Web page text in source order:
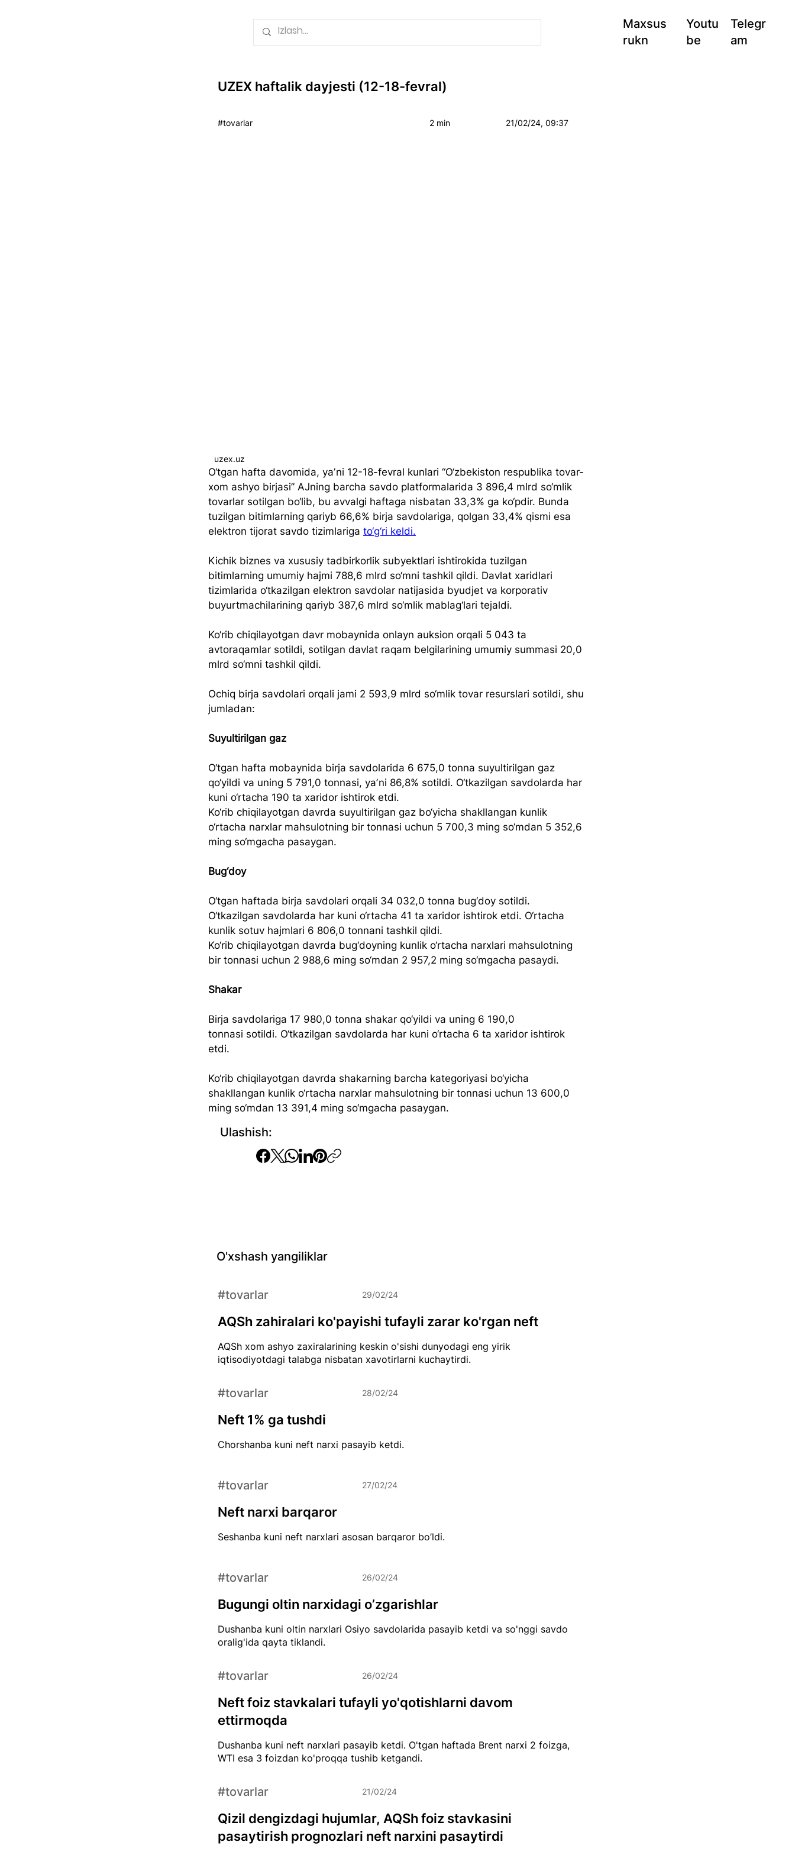
Maxsus
rukn
Telegr
am
Youtu
be
UZEX haftalik dayjesti (12-18-fevral)
#tovarlar 2 min 21/02/24, 09:37
Ulashish:
O‘tgan hafta davomida, yaʼni 12-18-fevral kunlari “O‘zbekiston respublika tovar-
xom ashyo birjasi” AJning barcha savdo platformalarida 3 896,4 mlrd so‘mlik
tovarlar sotilgan bo‘lib, bu avvalgi haftaga nisbatan 33,3% ga ko‘pdir. Bunda
tuzilgan bitimlarning qariyb 66,6% birja savdolariga, qolgan 33,4% qismi esa
elektron tijorat savdo tizimlariga to‘g‘ri keldi.
Kichik biznes va xususiy tadbirkorlik subyektlari ishtirokida tuzilgan
bitimlarning umumiy hajmi 788,6 mlrd so‘mni tashkil qildi. Davlat xaridlari
tizimlarida o‘tkazilgan elektron savdolar natijasida byudjet va korporativ
buyurtmachilarining qariyb 387,6 mlrd so‘mlik mablag‘lari tejaldi.
Ko‘rib chiqilayotgan davr mobaynida onlayn auksion orqali 5 043 ta
avtoraqamlar sotildi, sotilgan davlat raqam belgilarining umumiy summasi 20,0
mlrd so‘mni tashkil qildi.
Ochiq birja savdolari orqali jami 2 593,9 mlrd so‘mlik tovar resurslari sotildi, shu
jumladan:
Suyultirilgan gaz
O‘tgan hafta mobaynida birja savdolarida 6 675,0 tonna suyultirilgan gaz
qo‘yildi va uning 5 791,0 tonnasi, yaʼni 86,8% sotildi. O‘tkazilgan savdolarda har
kuni o‘rtacha 190 ta xaridor ishtirok etdi.
Ko‘rib chiqilayotgan davrda suyultirilgan gaz bo‘yicha shakllangan kunlik
o‘rtacha narxlar mahsulotning bir tonnasi uchun 5 700,3 ming so‘mdan 5 352,6
ming so‘mgacha pasaygan.
Bug‘doy
O‘tgan haftada birja savdolari orqali 34 032,0 tonna bug‘doy sotildi.
O‘tkazilgan savdolarda har kuni o‘rtacha 41 ta xaridor ishtirok etdi. O‘rtacha
kunlik sotuv hajmlari 6 806,0 tonnani tashkil qildi.
Ko‘rib chiqilayotgan davrda bug‘doyning kunlik o‘rtacha narxlari mahsulotning
bir tonnasi uchun 2 988,6 ming so‘mdan 2 957,2 ming so‘mgacha pasaydi.
Shakar
Birja savdolariga 17 980,0 tonna shakar qo‘yildi va uning 6 190,0
tonnasi sotildi. O‘tkazilgan savdolarda har kuni o‘rtacha 6 ta xaridor ishtirok
etdi.
Ko‘rib chiqilayotgan davrda shakarning barcha kategoriyasi bo‘yicha
shakllangan kunlik o‘rtacha narxlar mahsulotning bir tonnasi uchun 13 600,0
ming so‘mdan 13 391,4 ming so‘mgacha pasaygan.
uzex.uz
O'xshash yangiliklar
AQSh xom ashyo zaxiralarining keskin o'sishi dunyodagi eng yirik
iqtisodiyotdagi talabga nisbatan xavotirlarni kuchaytirdi.
AQSh zahiralari ko'payishi tufayli zarar ko'rgan neft
#tovarlar 29/02/24
Chorshanba kuni neft narxi pasayib ketdi.
Neft 1% ga tushdi
#tovarlar 28/02/24
Seshanba kuni neft narxlari asosan barqaror bo’ldi.
Neft narxi barqaror
#tovarlar 27/02/24
Dushanba kuni oltin narxlari Osiyo savdolarida pasayib ketdi va so'nggi savdo
oralig'ida qayta tiklandi.
Bugungi oltin narxidagi o’zgarishlar
#tovarlar 26/02/24
Dushanba kuni neft narxlari pasayib ketdi. O'tgan haftada Brent narxi 2 foizga,
WTI esa 3 foizdan ko'proqqa tushib ketgandi.
Neft foiz stavkalari tufayli yo'qotishlarni davom
ettirmoqda
#tovarlar 26/02/24
Qizil dengizdagi hujumlar, AQSh foiz stavkasini
pasaytirish prognozlari neft narxini pasaytirdi
#tovarlar 21/02/24